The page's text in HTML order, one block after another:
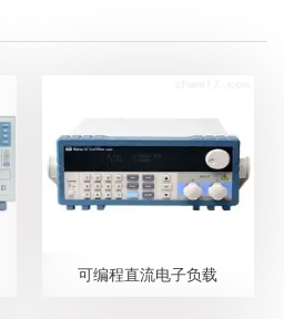
可编程直流电子负载